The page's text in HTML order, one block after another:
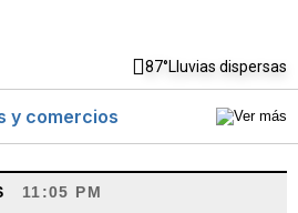
87°Lluvias dispersas
y comercios
11:05 PM